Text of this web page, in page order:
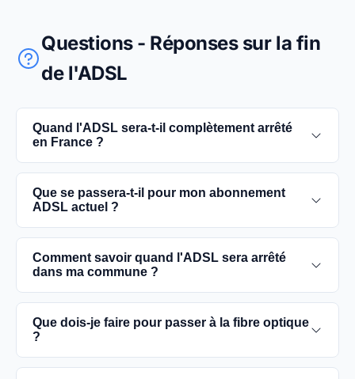
Questions - Réponses sur la fin
de l'ADSL
Quand l'ADSL sera-t-il complètement arrêté
en France ?
L'extinction complète du réseau ADSL est prévue
pour 2030. D'ici là, les utilisateurs sont
optique, plus rapides et fiables.
Que se passera-t-il pour mon abonnement
ADSL actuel ?
Vous pouvez continuer à utiliser votre
abonnement ADSL jusqu'à la date de fermeture du
conseillé de passer à la fibre optique dès que
possible pour une meilleure qualité de service.
Comment savoir quand l'ADSL sera arrêté
dans ma commune ?
Les dates précises de fermeture de l'ADSL varient
selon les communes. Vous pouvez trouver ces
commune spécifique.
Que dois-je faire pour passer à la fibre optique
?